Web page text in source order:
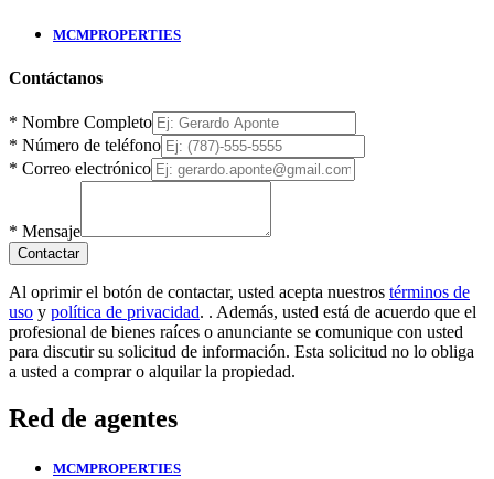
MCMPROPERTIES
Contáctanos
* Nombre Completo
* Número de teléfono
* Correo electrónico
* Mensaje
Contactar
Al oprimir el botón de contactar, usted acepta nuestros términos de
uso y política de privacidad. . Además, usted está de acuerdo que el
profesional de bienes raíces o anunciante se comunique con usted
para discutir su solicitud de información. Esta solicitud no lo obliga
a usted a comprar o alquilar la propiedad.
Red de agentes
MCMPROPERTIES